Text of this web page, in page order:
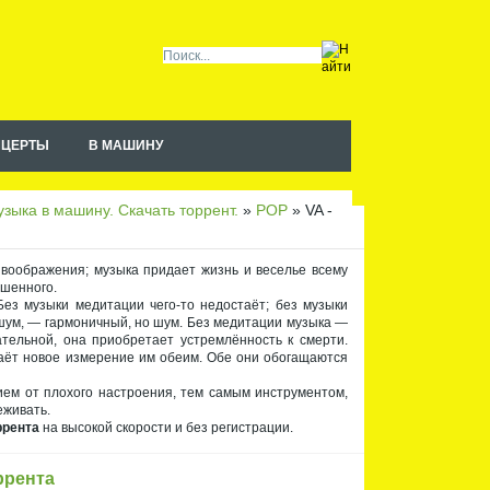
В МАШИНУ
ие
в машину. Скачать торрент. » POP » VA -
музыка придает жизнь и веселье всему
музыки медитации чего-то недостаёт; без музыки
— гармоничный, но шум. Без медитации музыка —
она приобретает устремлённость к смерти.
новое измерение им обеим. Обе они обогащаются
от плохого настроения, тем самым инструментом,
на высокой скорости и без регистрации.